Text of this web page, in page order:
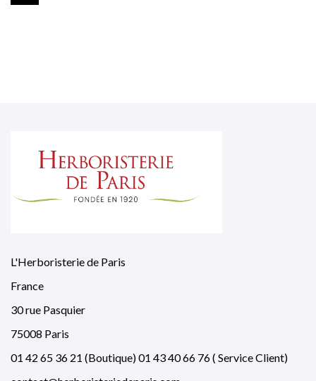
L'Herboristerie de Paris
France
30 rue Pasquier
75008 Paris
01 42 65 36 21 (Boutique) 01 43 40 66 76 ( Service Client)